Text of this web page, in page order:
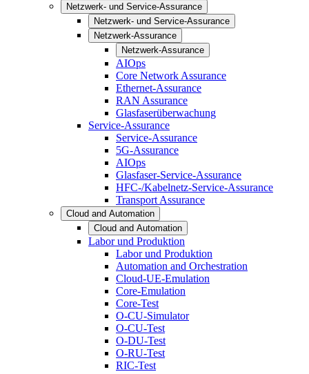
Netzwerk- und Service-Assurance
Netzwerk- und Service-Assurance
Netzwerk-Assurance
Netzwerk-Assurance
AIOps
Core Network Assurance
Ethernet-Assurance
RAN Assurance
Glasfaserüberwachung
Service-Assurance
Service-Assurance
5G-Assurance
AIOps
Glasfaser-Service-Assurance
HFC-/Kabelnetz-Service-Assurance
Transport Assurance
Cloud and Automation
Cloud and Automation
Labor und Produktion
Labor und Produktion
Automation and Orchestration
Cloud-UE-Emulation
Core-Emulation
Core-Test
O-CU-Simulator
O-CU-Test
O-DU-Test
O-RU-Test
RIC-Test